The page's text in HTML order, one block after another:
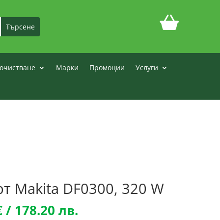
Марки Промоции
Услуги
Makita DF0300, 320 W
/ 178.20 лв.Текущата